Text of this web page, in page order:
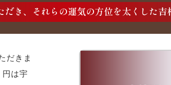
だき、それらの運気の方位を太くした
だきま
円は宇